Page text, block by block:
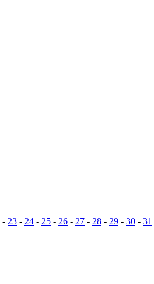
- 23 - 24 - 25 - 26 - 27 - 28 - 29 - 30 - 31